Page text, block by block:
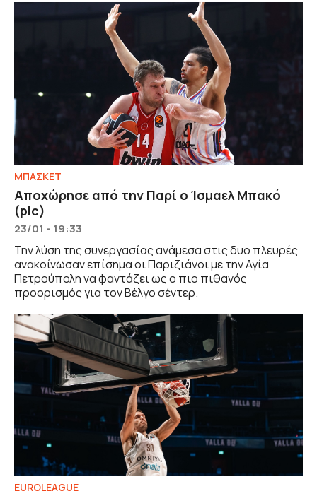
ΜΠΑΣΚΕΤ
Αποχώρησε από την Παρί ο Ίσμαελ Μπακό
(pic)
23/01 - 19:33
Την λύση της συνεργασίας ανάμεσα στις δυο πλευρές
ανακοίνωσαν επίσημα οι Παριζιάνοι με την Αγία
Πετρούπολη να φαντάζει ως ο πιο πιθανός
προορισμός για τον Βέλγο σέντερ.
EUROLEAGUE